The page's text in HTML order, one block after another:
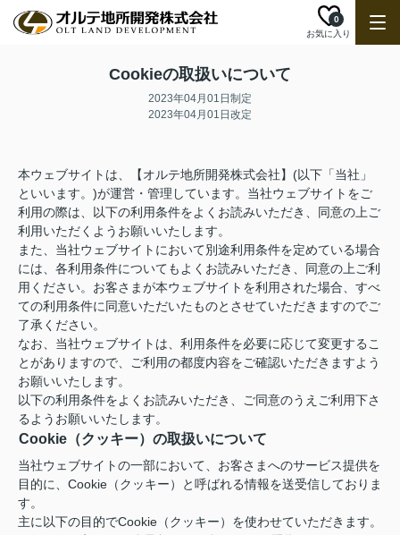
お気に入り
0
Cookieの取扱いについて
2023年04月01日制定
2023年04月01日改定
本ウェブサイトは、【オルテ地所開発株式会社】(以下「当社」
といいます。)が運営・管理しています。当社ウェブサイトをご
利用の際は、以下の利用条件をよくお読みいただき、同意の上ご
利用いただくようお願いいたします。
また、当社ウェブサイトにおいて別途利用条件を定めている場合
には、各利用条件についてもよくお読みいただき、同意の上ご利
用ください。お客さまが本ウェブサイトを利用された場合、すべ
ての利用条件に同意いただいたものとさせていただきますのでご
了承ください。
なお、当社ウェブサイトは、利用条件を必要に応じて変更するこ
とがありますので、ご利用の都度内容をご確認いただきますよう
お願いいたします。
以下の利用条件をよくお読みいただき、ご同意のうえご利用下さ
るようお願いいたします。
Cookie（クッキー）の取扱いについて
当社ウェブサイトの一部において、お客さまへのサービス提供を
目的に、Cookie（クッキー）と呼ばれる情報を送受信しておりま
す。
主に以下の目的でCookie（クッキー）を使わせていただきます。